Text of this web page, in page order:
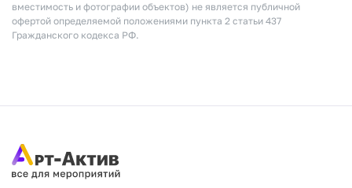
вместимость и фотографии объектов) не является публичной
офертой определяемой положениями пункта 2 статьи 437
Гражданского кодекса РФ.